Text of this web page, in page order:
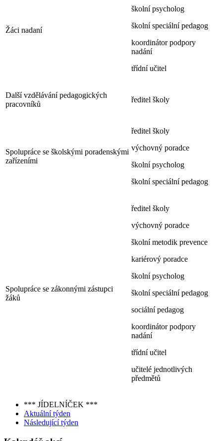
Žáci nadaní
školní psycholog
školní speciální pedagog
koordinátor podpory
nadání
třídní učitel
Další vzdělávání pedagogických
pracovníků
ředitel školy
Spolupráce se školskými poradenskými
zařízeními
ředitel školy
výchovný poradce
školní psycholog
školní speciální pedagog
Spolupráce se zákonnými zástupci
žáků
ředitel školy
výchovný poradce
školní metodik prevence
kariérový poradce
školní psycholog
školní speciální pedagog
sociální pedagog
koordinátor podpory
nadání
třídní učitel
učitelé jednotlivých
předmětů
*** JÍDELNÍČEK ***
Aktuální týden
Následující týden